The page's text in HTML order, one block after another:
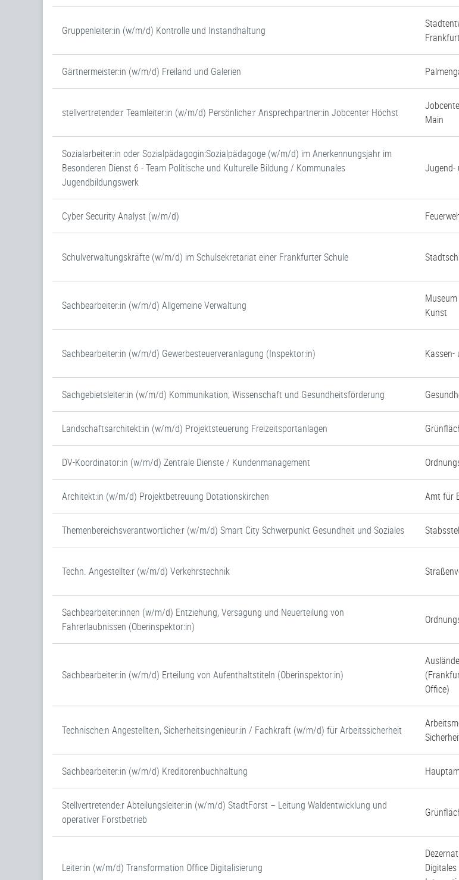
Gruppenleiter:in (w/m/d) Kontrolle und Instandhaltung
Gärtnermeister:in (w/m/d) Freiland und Galerien
stellvertretende:r Teamleiter:in (w/m/d) Persönliche:r Ansprechpartner:in Jobcenter Höchst
Main
Sozialarbeiter:in oder Sozialpädagogin:Sozialpädagoge (w/m/d) im Anerkennungsjahr im
Besonderen Dienst 6 - Team Politische und Kulturelle Bildung / Kommunales
Jugendbildungswerk
Jugend-
Cyber Security Analyst (w/m/d)
Schulverwaltungskräfte (w/m/d) im Schulsekretariat einer Frankfurter Schule
Sachbearbeiter:in (w/m/d) Allgemeine Verwaltung
Kunst
Sachbearbeiter:in (w/m/d) Gewerbesteuerveranlagung (Inspektor:in) Kassen-
Sachgebietsleiter:in (w/m/d) Kommunikation, Wissenschaft und Gesundheitsförderung
Landschaftsarchitekt:in (w/m/d) Projektsteuerung Freizeitsportanlagen
DV-Koordinator:in (w/m/d) Zentrale Dienste / Kundenmanagement
Architekt:in (w/m/d) Projektbetreuung Dotationskirchen Amt für
Themenbereichsverantwortliche:r (w/m/d) Smart City Schwerpunkt Gesundheit und Soziales
Techn. Angestellte:r (w/m/d) Verkehrstechnik
Sachbearbeiter:innen (w/m/d) Entziehung, Versagung und Neuerteilung von
Fahrerlaubnissen (Oberinspektor:in)
Sachbearbeiter:in (w/m/d) Erteilung von Aufenthaltstiteln (Oberinspektor:in)
Office)
Technische:n Angestellte:n, Sicherheitsingenieur:in / Fachkraft (w/m/d) für Arbeitssicherheit
Sachbearbeiter:in (w/m/d) Kreditorenbuchhaltung
Stellvertretende:r Abteilungsleiter:in (w/m/d) StadtForst – Leitung Waldentwicklung und
operativer Forstbetrieb
Leiter:in (w/m/d) Transformation Office Digitalisierung